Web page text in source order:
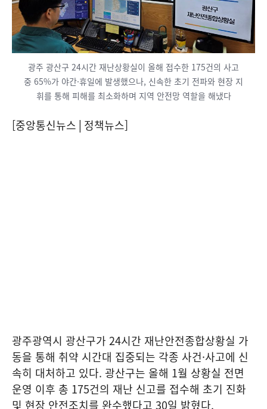
광주 광산구 24시간 재난상황실이 올해 접수한 175건의 사고
중 65%가 야간·휴일에 발생했으나, 신속한 초기 전파와 현장 지
휘를 통해 피해를 최소화하며 지역 안전망 역할을 해냈다
[중앙통신뉴스│정책뉴스]
광주광역시 광산구가 24시간 재난안전종합상황실 가
동을 통해 취약 시간대 집중되는 각종 사건·사고에 신
속히 대처하고 있다. 광산구는 올해 1월 상황실 전면
운영 이후 총 175건의 재난 신고를 접수해 초기 진화
및 현장 안전조치를 완수했다고 30일 밝혔다.